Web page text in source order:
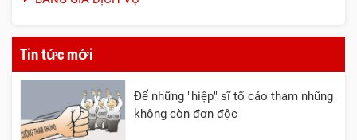
Tin tức mới
Để những "hiệp" sĩ tố cáo tham nhũng
không còn đơn độc